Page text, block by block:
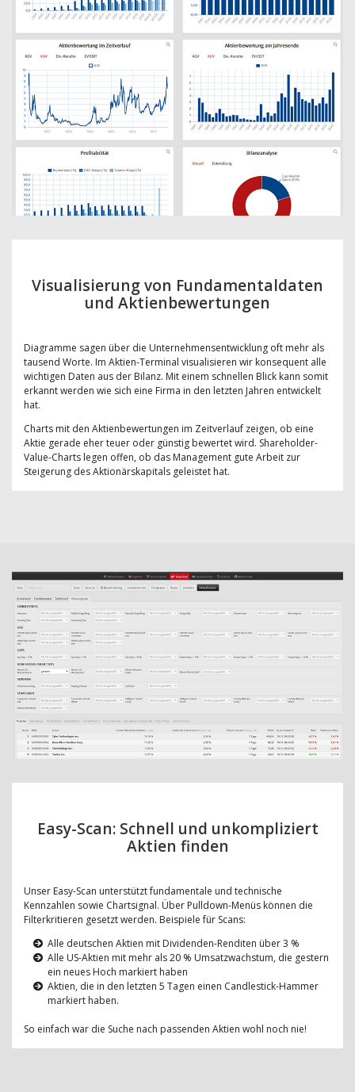
Visualisierung von Fundamentaldaten
und Aktienbewertungen
Diagramme sagen über die Unternehmensentwicklung oft mehr als
tausend Worte. Im Aktien-Terminal visualisieren wir konsequent alle
wichtigen Daten aus der Bilanz. Mit einem schnellen Blick kann somit
erkannt werden wie sich eine Firma in den letzten Jahren entwickelt
hat.
Charts mit den Aktienbewertungen im Zeitverlauf zeigen, ob eine
Aktie gerade eher teuer oder günstig bewertet wird. Shareholder-
Value-Charts legen offen, ob das Management gute Arbeit zur
Steigerung des Aktionärskapitals geleistet hat.
Easy-Scan: Schnell und unkompliziert
Aktien finden
Unser Easy-Scan unterstützt fundamentale und technische
Kennzahlen sowie Chartsignal. Über Pulldown-Menüs können die
Filterkritieren gesetzt werden. Beispiele für Scans:
Alle deutschen Aktien mit Dividenden-Renditen über 3 %
Alle US-Aktien mit mehr als 20 % Umsatzwachstum, die gestern
ein neues Hoch markiert haben
Aktien, die in den letzten 5 Tagen einen Candlestick-Hammer
markiert haben.
So einfach war die Suche nach passenden Aktien wohl noch nie!